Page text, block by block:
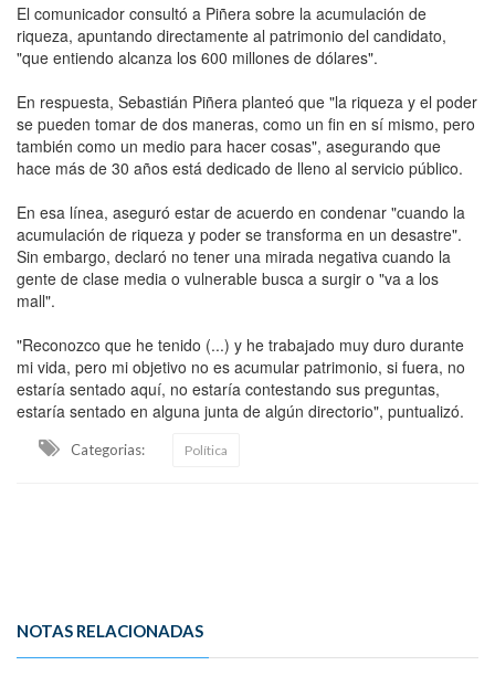
El comunicador consultó a Piñera sobre la acumulación de
riqueza, apuntando directamente al patrimonio del candidato,
"que entiendo alcanza los 600 millones de dólares".
En respuesta, Sebastián Piñera planteó que "la riqueza y el poder
se pueden tomar de dos maneras, como un fin en sí mismo, pero
también como un medio para hacer cosas", asegurando que
hace más de 30 años está dedicado de lleno al servicio público.
En esa línea, aseguró estar de acuerdo en condenar "cuando la
acumulación de riqueza y poder se transforma en un desastre".
Sin embargo, declaró no tener una mirada negativa cuando la
gente de clase media o vulnerable busca a surgir o "va a los
mall".
"Reconozco que he tenido (...) y he trabajado muy duro durante
mi vida, pero mi objetivo no es acumular patrimonio, si fuera, no
estaría sentado aquí, no estaría contestando sus preguntas,
estaría sentado en alguna junta de algún directorio", puntualizó.
Categorias: Política
NOTAS RELACIONADAS